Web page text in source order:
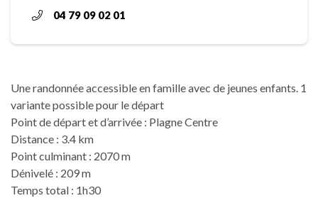
04 79 09 02 01
Une randonnée accessible en famille avec de jeunes enfants. 1
variante possible pour le départ
Point de départ et d’arrivée : Plagne Centre
Distance : 3.4 km
Point culminant : 2070 m
Dénivelé : 209 m
Temps total : 1h30